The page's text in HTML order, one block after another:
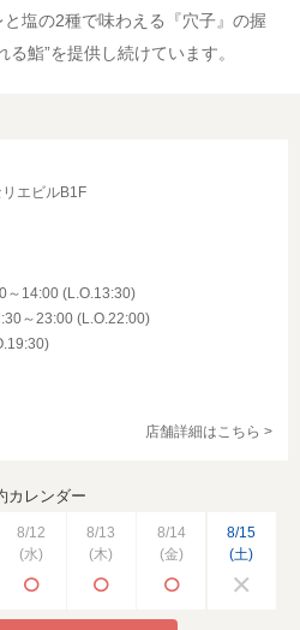
塩の2種で味わえる『穴子』の握
鮨”を提供し続けています。
エビルB1F
～14:00 (L.O.13:30)
～23:00 (L.O.22:00)
店舗詳細はこちら >
カレンダー
8/12
(水)
8/13
(木)
8/14
(金)
8/15
(土)